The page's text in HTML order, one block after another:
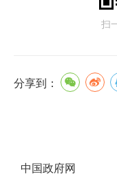
扫
分享到：
中国政府网